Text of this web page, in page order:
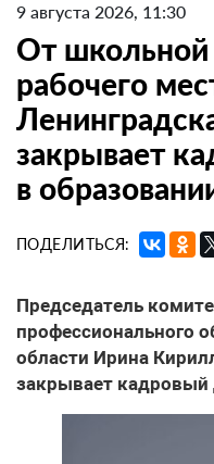
9 августа 2026, 11:30
От школьной
рабочего
закрывает
в
ПОДЕЛИТЬСЯ:
Председатель
профессионального
области Ирина
закрывает кадровый